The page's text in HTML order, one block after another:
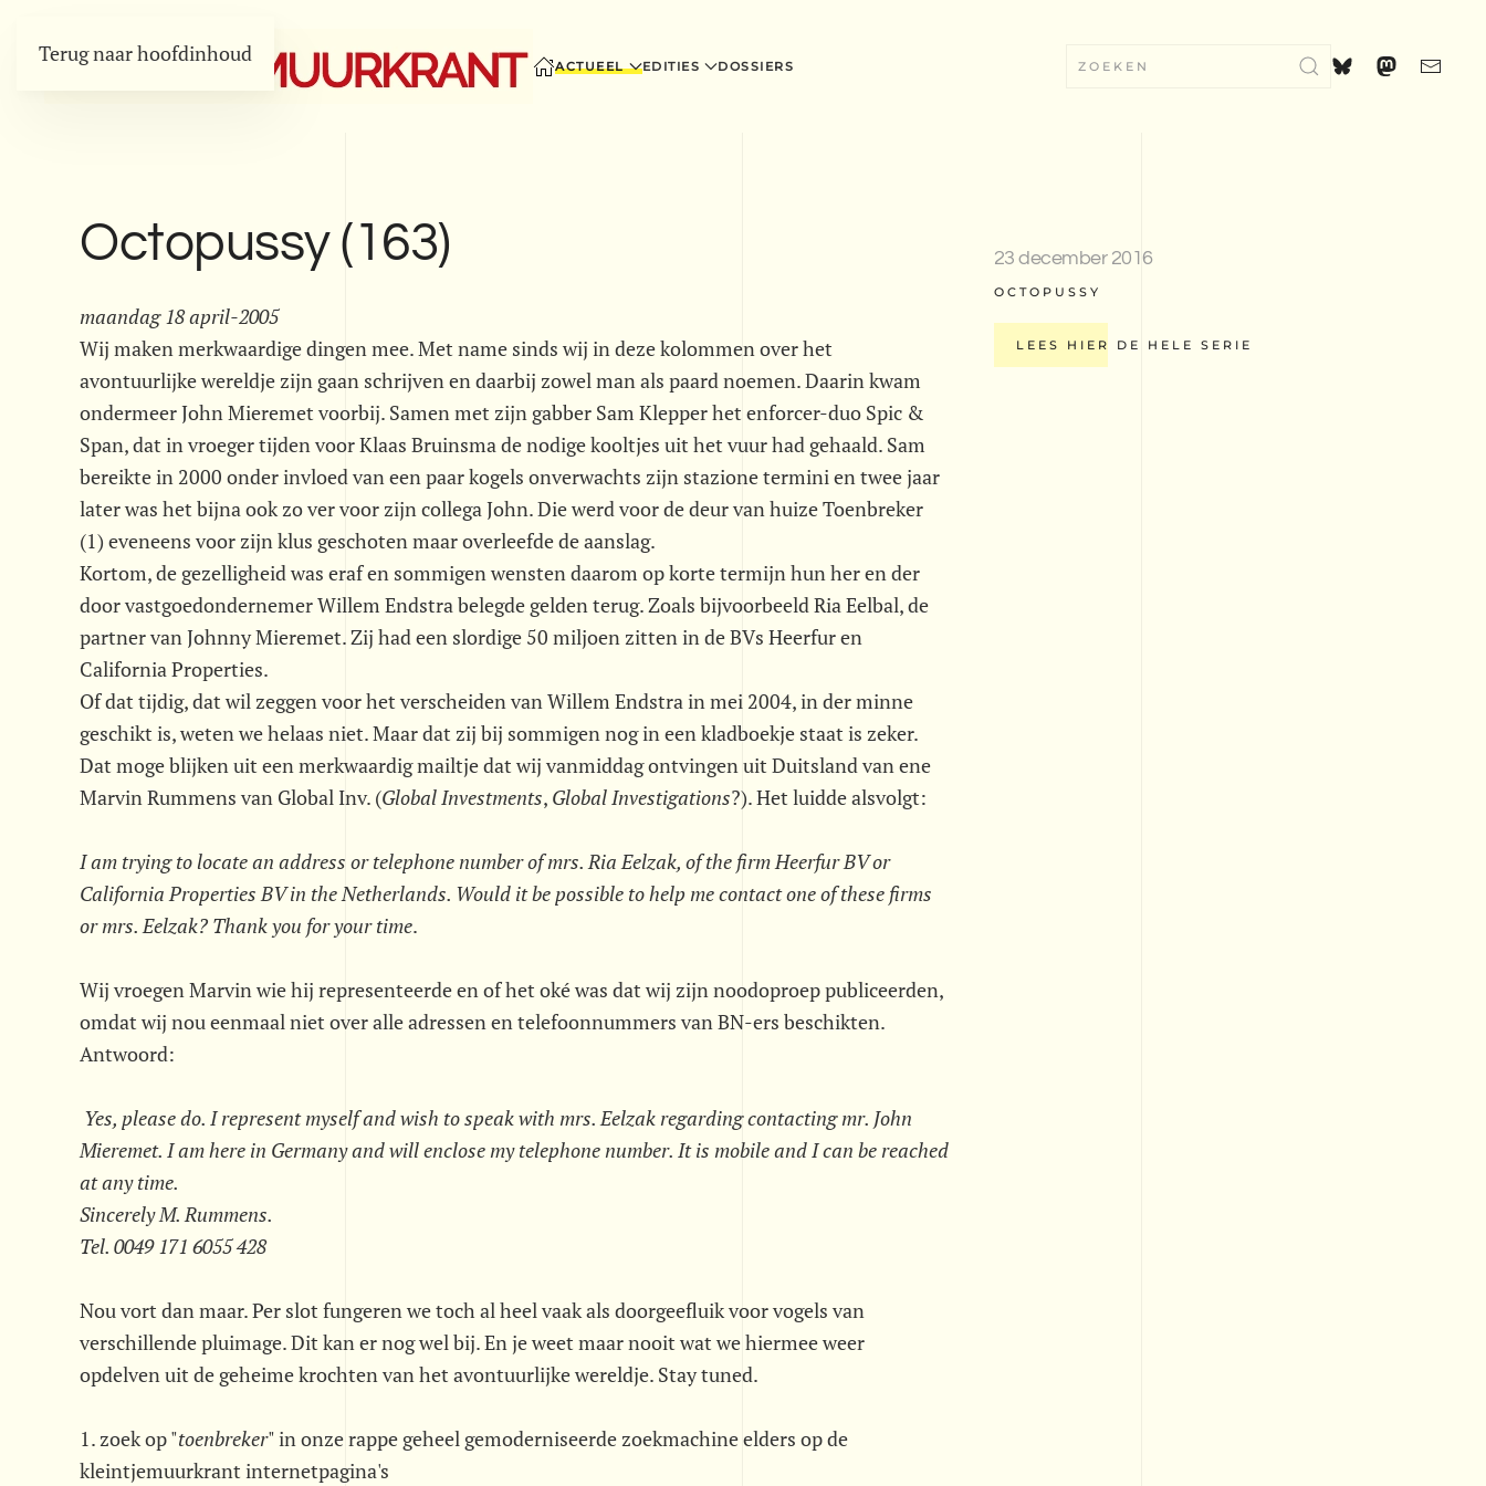
Terug naar hoofdinhoud ACTUEEL EDITIES DOSSIERS
Octopussy (163)
maandag 18 april-2005
Wij maken merkwaardige dingen mee. Met name sinds wij in deze kolommen over het
avontuurlijke wereldje zijn gaan schrijven en daarbij zowel man als paard noemen. Daarin kwam
ondermeer John Mieremet voorbij. Samen met zijn gabber Sam Klepper het enforcer-duo Spic &
Span, dat in vroeger tijden voor Klaas Bruinsma de nodige kooltjes uit het vuur had gehaald. Sam
bereikte in 2000 onder invloed van een paar kogels onverwachts zijn stazione termini en twee jaar
later was het bijna ook zo ver voor zijn collega John. Die werd voor de deur van huize Toenbreker
(1) eveneens voor zijn klus geschoten maar overleefde de aanslag.
Kortom, de gezelligheid was eraf en sommigen wensten daarom op korte termijn hun her en der
door vastgoedondernemer Willem Endstra belegde gelden terug. Zoals bijvoorbeeld Ria Eelbal, de
partner van Johnny Mieremet. Zij had een slordige 50 miljoen zitten in de BVs Heerfur en
California Properties.
Of dat tijdig, dat wil zeggen voor het verscheiden van Willem Endstra in mei 2004, in der minne
geschikt is, weten we helaas niet. Maar dat zij bij sommigen nog in een kladboekje staat is zeker.
Dat moge blijken uit een merkwaardig mailtje dat wij vanmiddag ontvingen uit Duitsland van ene
Marvin Rummens van Global Inv. (Global Investments, Global Investigations?). Het luidde alsvolgt:
I am trying to locate an address or telephone number of mrs. Ria Eelzak, of the firm Heerfur BV or
California Properties BV in the Netherlands. Would it be possible to help me contact one of these firms
or mrs. Eelzak? Thank you for your time.
Wij vroegen Marvin wie hij representeerde en of het oké was dat wij zijn noodoproep publiceerden,
omdat wij nou eenmaal niet over alle adressen en telefoonnummers van BN-ers beschikten.
Antwoord:
Yes, please do. I represent myself and wish to speak with mrs. Eelzak regarding contacting mr. John
Mieremet. I am here in Germany and will enclose my telephone number. It is mobile and I can be reached
at any time.
Sincerely M. Rummens.
Tel. 0049 171 6055 428
Nou vort dan maar. Per slot fungeren we toch al heel vaak als doorgeefluik voor vogels van
verschillende pluimage. Dit kan er nog wel bij. En je weet maar nooit wat we hiermee weer
opdelven uit de geheime krochten van het avontuurlijke wereldje. Stay tuned.
1. zoek op "toenbreker" in onze rappe geheel gemoderniseerde zoekmachine elders op de
kleintjemuurkrant internetpagina's
23 december 2016
OCTOPUSSY
LEES HIER DE HELE SERIE